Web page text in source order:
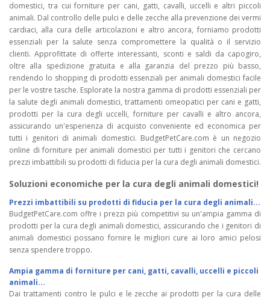
domestici, tra cui forniture per cani, gatti, cavalli, uccelli e altri piccoli
animali. Dal controllo delle pulci e delle zecche alla prevenzione dei vermi
cardiaci, alla cura delle articolazioni e altro ancora, forniamo prodotti
essenziali per la salute senza compromettere la qualità o il servizio
clienti. Approfittate di offerte interessanti, sconti e saldi da capogiro,
oltre alla spedizione gratuita e alla garanzia del prezzo più basso,
rendendo lo shopping di prodotti essenziali per animali domestici facile
per le vostre tasche. Esplorate la nostra gamma di prodotti essenziali per
la salute degli animali domestici, trattamenti omeopatici per cani e gatti,
prodotti per la cura degli uccelli, forniture per cavalli e altro ancora,
assicurando un'esperienza di acquisto conveniente ed economica per
tutti i genitori di animali domestici. BudgetPetCare.com è un negozio
online di forniture per animali domestici per tutti i genitori che cercano
prezzi imbattibili su prodotti di fiducia per la cura degli animali domestici.
Soluzioni economiche per la cura degli animali domestici!
Prezzi imbattibili su prodotti di fiducia per la cura degli animali...
BudgetPetCare.com offre i prezzi più competitivi su un'ampia gamma di
prodotti per la cura degli animali domestici, assicurando che i genitori di
animali domestici possano fornire le migliori cure ai loro amici pelosi
senza spendere troppo.
Ampia gamma di forniture per cani, gatti, cavalli, uccelli e piccoli
animali...
Dai trattamenti contro le pulci e le zecche ai prodotti per la cura delle